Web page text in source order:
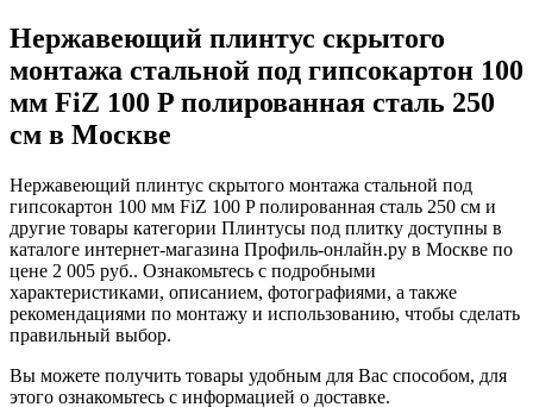
Нержавеющий плинтус скрытого
монтажа стальной под гипсокартон 100
мм FiZ 100 P полированная сталь 250
см в Москве
Нержавеющий плинтус скрытого монтажа стальной под
гипсокартон 100 мм FiZ 100 P полированная сталь 250 см и
другие товары категории Плинтусы под плитку доступны в
каталоге интернет-магазина Профиль-онлайн.ру в Москве по
цене 2 005 руб.. Ознакомьтесь с подробными
характеристиками, описанием, фотографиями, а также
рекомендациями по монтажу и использованию, чтобы сделать
правильный выбор.
Вы можете получить товары удобным для Вас способом, для
этого ознакомьтесь с информацией о доставке.